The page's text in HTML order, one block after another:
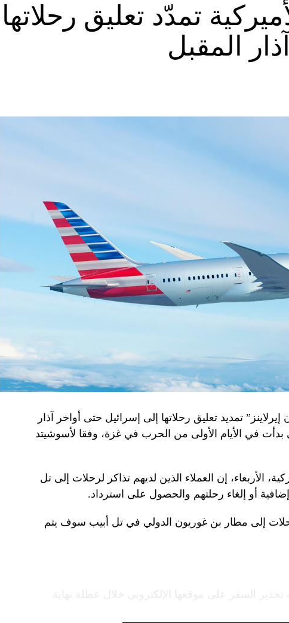
تمدّد تعليق رحلاتها
المقبل
تمديد تعليق رحلاتها إلى إسرائيل حتى أواخر آذار
بدأت في الأيام الأولى من الحرب في غزة، وفقا لأسوشيتد
الأربعاء، إن العملاء الذين لديهم تذاكر لرحلات إلى تل
أو إلغاء رحلتهم والحصول على استرداد.
إلى مطار بن غوريون الدولي في تل أبيب سوف يتم
السفر على موقعها الإلكتروني خلال عطلة نهاية